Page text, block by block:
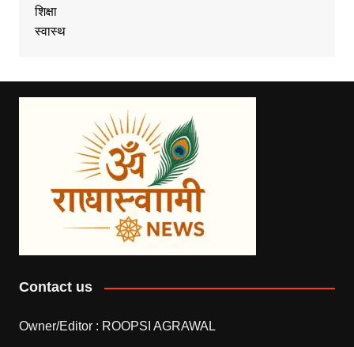
शिक्षा
स्वास्थ
Contact us
Owner/Editor : ROOPSI AGRAWAL